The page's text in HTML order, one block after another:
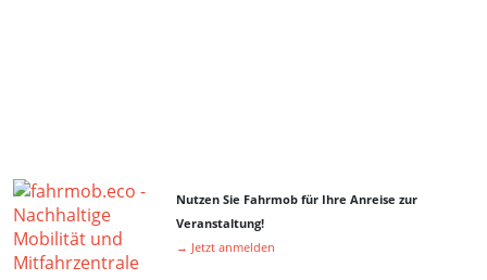
Nutzen Sie Fahrmob für Ihre Anreise zur
Veranstaltung!
→ Jetzt anmelden